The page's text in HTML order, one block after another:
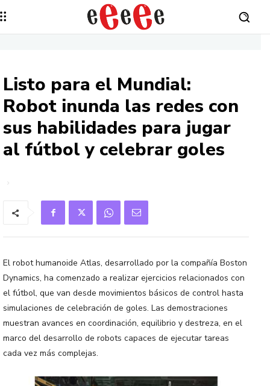
Listo para el Mundial:
Robot inunda las redes con
sus habilidades para jugar
al fútbol y celebrar goles
El robot humanoide Atlas, desarrollado por la compañía Boston
Dynamics, ha comenzado a realizar ejercicios relacionados con
el fútbol, que van desde movimientos básicos de control hasta
simulaciones de celebración de goles. Las demostraciones
muestran avances en coordinación, equilibrio y destreza, en el
marco del desarrollo de robots capaces de ejecutar tareas
cada vez más complejas.